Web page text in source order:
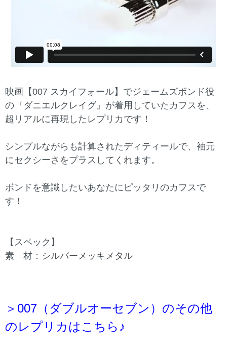
映画【007 スカイフォール】でジェームズボンド役
の『ダニエルクレイグ』が着用していたカフスを、
超リアルに再現したレプリカです！
シンプルながらも計算されたディティールで、袖元
にセクシーさをプラスしてくれます。
ボンドを意識したいあなたにピッタリのカフスで
す！
【スペック】
素 材：シルバーメッキメタル
＞007（ダブルオーセブン）のその他
のレプリカはこちら♪